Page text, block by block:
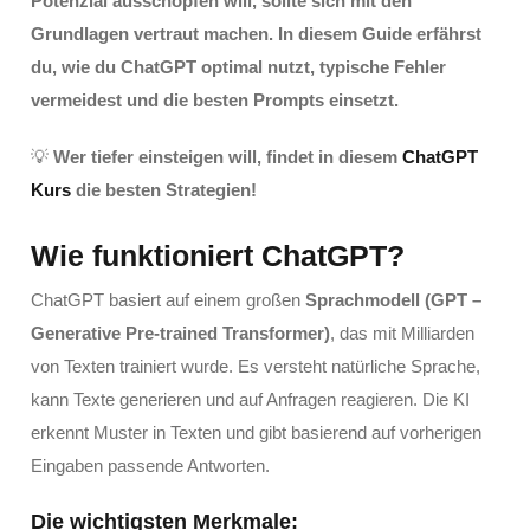
Grundlagen vertraut machen. In diesem Guide erfährst
du, wie du ChatGPT optimal nutzt, typische Fehler
vermeidest und die besten Prompts einsetzt.
💡 Wer tiefer einsteigen will, findet in diesem ChatGPT
Kursdie besten Strategien!
Wie funktioniert ChatGPT?
ChatGPT basiert auf einem großen Sprachmodell (GPT –
Generative Pre-trained Transformer), das mit Milliarden
von Texten trainiert wurde. Es versteht natürliche Sprache,
kann Texte generieren und auf Anfragen reagieren. Die KI
erkennt Muster in Texten und gibt basierend auf vorherigen
Eingaben passende Antworten.
Die wichtigsten Merkmale: